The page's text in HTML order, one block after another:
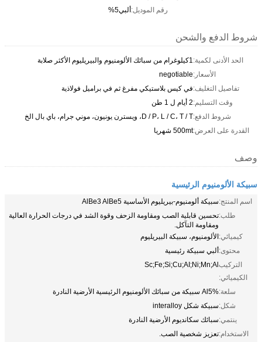
رقم الموديل:ألبي5%
شروط الدفع والشحن
الحد الأدنى لكمية:1كيلوغرام من سبائك الألومنيوم والبيريليوم الأكثر صلابة
الأسعار:negotiable
تفاصيل التغليف:في كيس بلاستيكي مفرغ ثم في براميل فولاذية
وقت التسليم:2 أيام ل 1 طن
شروط الدفع:D / P، L / C، T / T، ويسترن يونيون، موني جرام، باي بال الخ
القدرة على العرض:500mt شهريا
وصف
سبيكة الألومنيوم الرئيسية
اسم المنتج:سبيكة ألومنيوم-بيريليوم الأساسية AlBe3 AlBe5
طلب:تحسين قابلية الصب ومقاومة الزحف وقوة الشد في درجات الحرارة العالية
ومقاومة التآكل.
كيميائي:الألومنيوم، سبيكة البيريليوم
محتوى:ألبي سبيكة رئيسية
التركيب
الكيميائي:
Sc;Fe;Si;Cu;AI;Ni;Mn;Al
سلعة:Al5% سبيكة من سبائك الألومنيوم الرئيسية الأرضية النادرة
شكل:سبيكة شكل interalloy
ينتمي:سبائك سكانديوم الأرضية النادرة
الاستخدام:تعزيز شخصية الصب.